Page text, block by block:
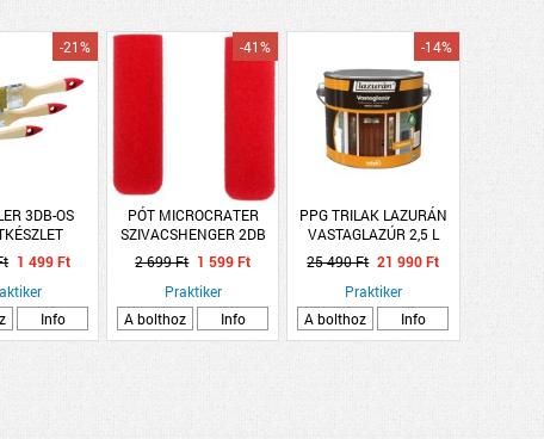
3DB-OS
50MM
-21%
1 499 Ft
Info
PÓT MICROCRATER
SZIVACSHENGER 2DB
-41%
2 699 Ft 1 599 Ft
Praktiker
A bolthoz
Info
PPG TRILAK LAZURÁN
VASTAGLAZÚR 2,5 L
MAHAGÓNI,SELYEMF.,OLDÓSZ.
(R:223312)
-14%
25 490 Ft 21 990 Ft
Praktiker
A bolthoz
Info